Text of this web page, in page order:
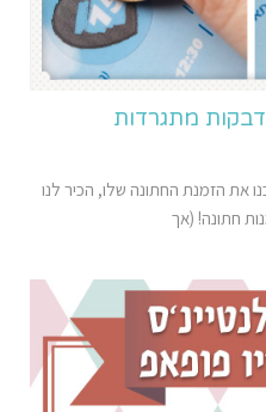
מתגרדות
את הזמנת החתונה שלו, הכיר לנו
חתונה! (אך